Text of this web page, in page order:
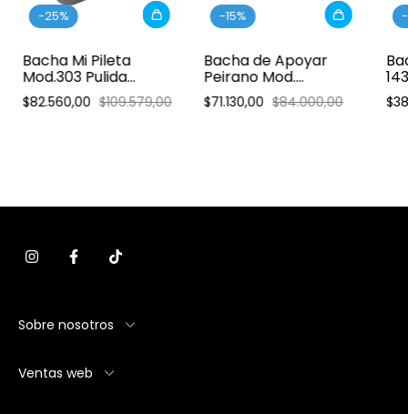
-25%
Bacha Mi Pileta
Mod.303 Pulida
Simple Lujo 52x32x18
cm
$82.560,00 $109.579,00
-15%
Bacha de Apoyar
Peirano Mod.
Ovalada 40x33
$71.130,00 $84.000,00
-
Sobre nosotros
Ventas web